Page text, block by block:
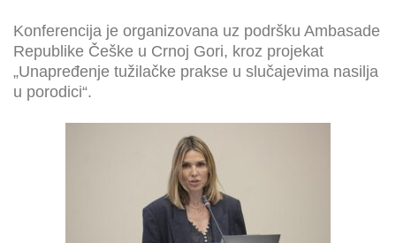
Konferencija je organizovana uz podršku Ambasade
Republike Češke u Crnoj Gori, kroz projekat
„Unapređenje tužilačke prakse u slučajevima nasilja
u porodici“.